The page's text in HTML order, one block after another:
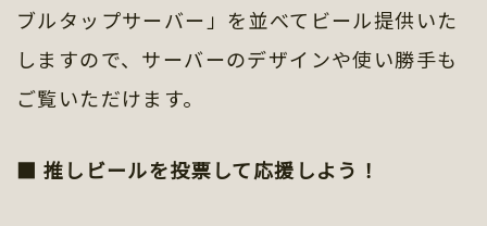
ブルタップサーバー」を並べてビール提供いた
しますので、サーバーのデザインや使い勝手も
ご覧いただけます。
■ 推しビールを投票して応援しよう！